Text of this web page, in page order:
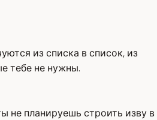
из списка в список, из
тебе не нужны.
не планируешь строить изву в